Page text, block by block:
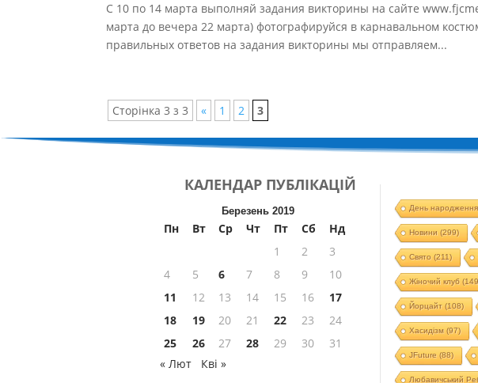
С 10 по 14 марта выполняй задания викторины на сайте
марта до вечера 22 марта) фотографируйся в карнавальном
правильных ответов на задания викторины мы отправляем...
Сторінка 3 з 3 « 1 2 3
КАЛЕНДАР ПУБЛІКАЦІЙ
Березень 2019
Пн Вт Ср Чт Пт Сб
Нд
1
2
3
4
5 6 7 8 9
10
11
12 13 14 15 16
17
18
19 20 21 22 23
24
25
26 27 28 29 30
31
« Лют
Кві »
День народження
Новини (299)
Свято (211)
Жіночий клуб
Йорцайт (108)
Хасидізм (97)
JFuture (88)
Любавичський